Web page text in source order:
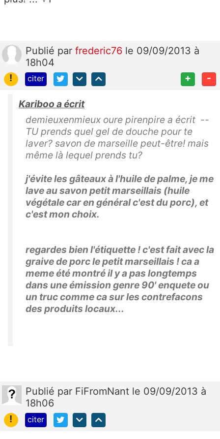
Publié par frederic76 le 09/09/2013 à
18h04
!
citer + -
Kariboo a écrit
demieuxenmieux oure pirenpire a écrit --
TU prends quel gel de douche pour te
laver? savon de marseille peut-être! mais
même là lequel prends tu?
j'évite les gâteaux à l'huile de palme, je me
lave au savon petit marseillais (huile
végétale car en général c'est du porc), et
c'est mon choix.
regardes bien l'étiquette ! c'est fait avec la
graive de porc le petit marseillais ! ca a
meme été montré il y a pas longtemps
dans une émission genre 90' enquete ou
un truc comme ca sur les contrefacons
des produits locaux...
Publié par FiFromNant le 09/09/2013 à
18h06
!
citer